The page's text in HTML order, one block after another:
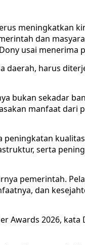
meningkatkan
dan
usai menerima
daerah, harus
bukan sekadar
manfaat dari
peningkatan
serta
pemerintah.
dan
Awards 2026, kata